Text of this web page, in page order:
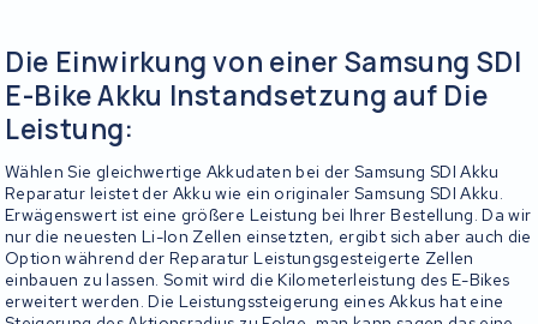
Die Einwirkung von einer Samsung SDI
E-Bike Akku Instandsetzung auf Die
Leistung:
Wählen Sie gleichwertige Akkudaten bei der Samsung SDI Akku
Reparatur leistet der Akku wie ein originaler Samsung SDI Akku.
Erwägenswert ist eine größere Leistung bei Ihrer Bestellung. Da wir
nur die neuesten Li-Ion Zellen einsetzten, ergibt sich aber auch die
Option während der Reparatur Leistungsgesteigerte Zellen
einbauen zu lassen. Somit wird die Kilometerleistung des E-Bikes
erweitert werden. Die Leistungssteigerung eines Akkus hat eine